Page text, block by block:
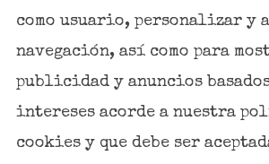
como usuario, personalizar y
navegación, así como para
publicidad y anuncios
intereses acorde a nuestra
cookies y que debe ser